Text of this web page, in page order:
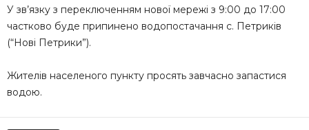
У зв’язку з переключенням нової мережі з 9:00 до 17:00
частково буде припинено водопостачання с. Петриків
(“Нові Петрики”).
Жителів населеного пункту просять завчасно запастися
водою.